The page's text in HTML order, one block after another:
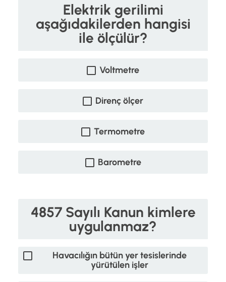
Elektrik gerilimi
aşağıdakilerden hangisi
ile ölçülür?
Voltmetre
Direnç ölçer
Termometre
Barometre
4857 Sayılı Kanun kimlere
uygulanmaz?
Havacılığın bütün yer tesislerinde
yürütülen işler